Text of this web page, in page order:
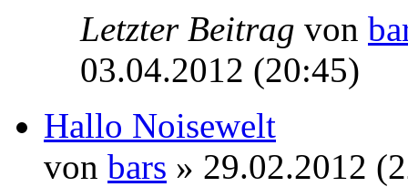
Letzter Beitrag von
03.04.2012 (20:45)
Hallo Noisewelt
von bars » 29.02.2012